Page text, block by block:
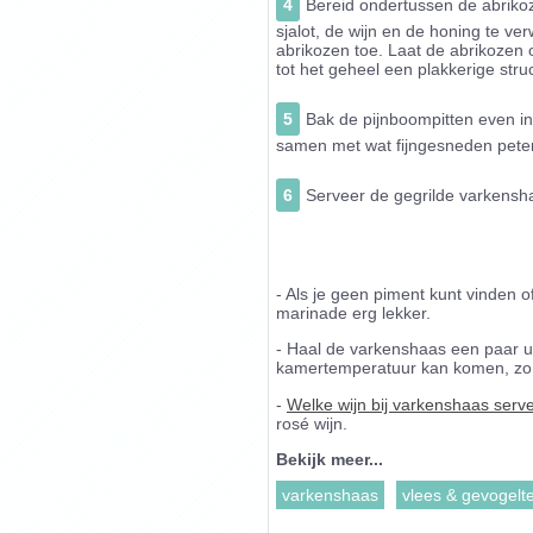
4
Bereid ondertussen de
sjalot, de wijn en de honing te
abrikozen toe. Laat de abrikozen
tot het geheel een plakkerige
5
Bak de pijnboompitten even
samen met wat fijngesneden
6 Serveer de gegrilde
- Als je geen piment kunt vinden
marinade erg lekker.
- Haal de varkenshaas een paar
kamertemperatuur kan komen,
- Welke wijn bij varkenshaas
rosé wijn.
Bekijk meer...
varkenshaas
vlees &